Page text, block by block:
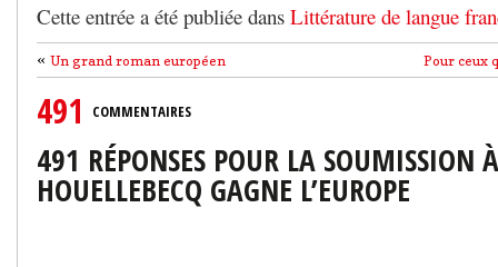
Cette entrée a été publiée dans Littérature de langue
Pour ceux
« Un grand roman européen
491 COMMENTAIRES
491 RÉPONSES POUR LA SOUMISSION
HOUELLEBECQ GAGNE L’EUROPE